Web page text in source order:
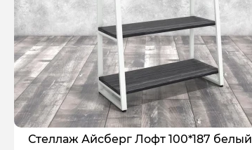
Стеллаж Айсберг Лофт 100*187 белый